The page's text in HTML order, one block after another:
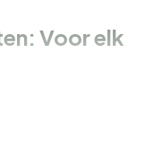
Voor elk